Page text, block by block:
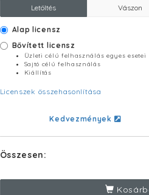
Letöltés Vászon
Alap licensz
Bővített licensz
Üzleti célú felhasználás egyes esetei
Sajtó célú felhasználás
Kiállítás
Licenszek összehasonlítása
Kedvezmények
Összesen: